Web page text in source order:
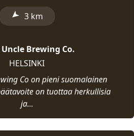
➤ 3 km
Brewing Co.
HELSINKI
Co on pieni suomalainen
on tuottaa herkullisia
ja...